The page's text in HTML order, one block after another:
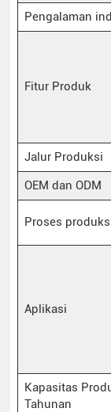
Pengalaman
Fitur Produk
Jalur Produksi
OEM dan ODM
Proses
Aplikasi
Kapasitas
Tahunan